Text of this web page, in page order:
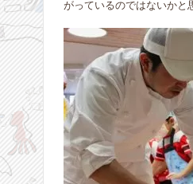
がっているのではないかと